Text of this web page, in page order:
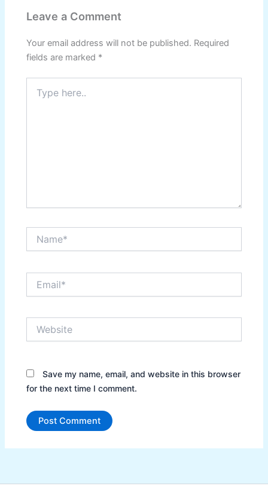
Leave a Comment
Your email address will not be published. Required
fields are marked *
here..
Save my name, email, and website in this browser
for the next time I comment.